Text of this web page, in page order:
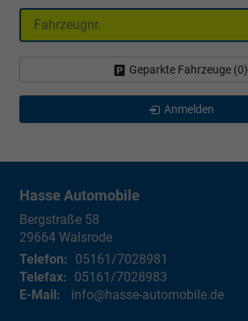
Fahrzeugnr.
Geparkte Fahrzeuge (0)
Anmelden
Hasse Automobile
Bergstraße 58
29664 Walsrode
Telefon: 05161/7028981
Telefax: 05161/7028983
E-Mail:
info@hasse-automobile.de